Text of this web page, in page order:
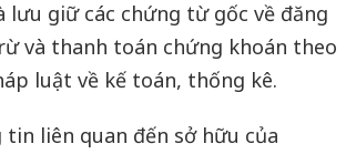
lưu giữ các chứng từ gốc về đăng
và thanh toán chứng khoán theo
luật về kế toán, thống kê.
liên quan đến sở hữu của